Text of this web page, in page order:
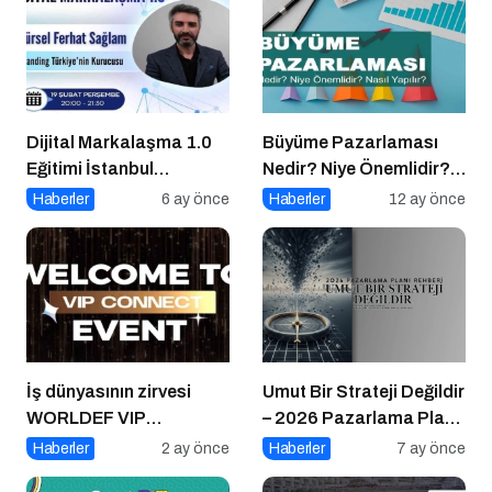
Dijital Markalaşma 1.0
Eğitimi İstanbul
Üniversitesi’nde
Haberler 6 ay önce
Büyüme Pazarlaması
Nedir? Niye Önemlidir?
Growht Marketıng Nasıl
Haberler 12 ay önce
İş dünyasının zirvesi
WORLDEF VIP
Connect’te buluştu
Haberler 2 ay önce
Umut Bir Strateji Değildir
– 2026 Pazarlama Planı
Rehberi
Haberler 7 ay önce